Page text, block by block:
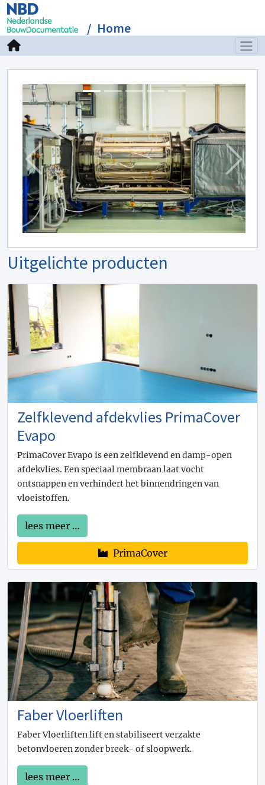
Home
Previous Next
Uitgelichte producten
Zelfklevend afdekvlies PrimaCover
Evapo
PrimaCover Evapo is een zelfklevend en damp-open
afdekvlies. Een speciaal membraan laat vocht
ontsnappen en verhindert het binnendringen van
vloeistoffen.
lees meer …
PrimaCover
Faber Vloerliften
Faber Vloerliften lift en stabiliseert verzakte
betonvloeren zonder breek- of sloopwerk.
lees meer …